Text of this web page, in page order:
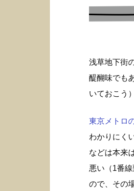
浅草地下街
醍醐味でも
いておこう）
東京メトロ
わかりにく
などは本来
悪い（1番
ので、その